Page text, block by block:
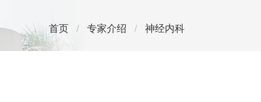
社会捐赠
首页 / 专家介绍 / 神经内科